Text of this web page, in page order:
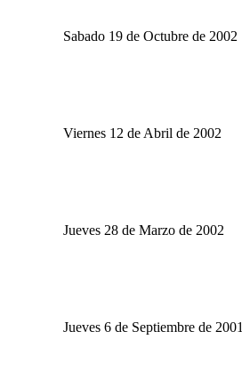
Sabado 19 de Octubre de 2002
Viernes 12 de Abril de 2002
Jueves 28 de Marzo de 2002
Jueves 6 de Septiembre de 2001